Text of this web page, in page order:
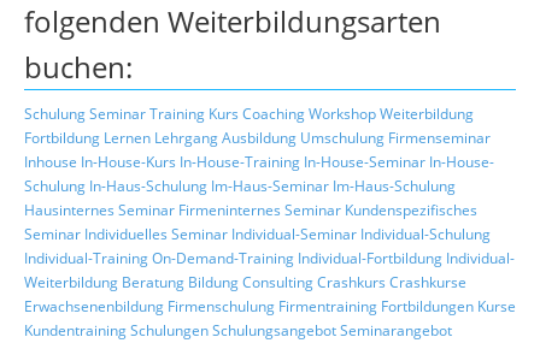
folgenden Weiterbildungsarten
buchen:
SchulungSeminarTraining Kurs CoachingWorkshopWeiterbildung
Fortbildung Lernen LehrgangAusbildung Umschulung Firmenseminar
Inhouse In-House-Kurs In-House-Training In-House-Seminar In-House-
Schulung In-Haus-Schulung Im-Haus-Seminar Im-Haus-Schulung
Hausinternes Seminar Firmeninternes Seminar Kundenspezifisches
Seminar Individuelles Seminar Individual-Seminar Individual-Schulung
Individual-TrainingOn-Demand-Training Individual-Fortbildung Individual-
Weiterbildung Beratung BildungConsultingCrashkurs Crashkurse
Erwachsenenbildung Firmenschulung Firmentraining Fortbildungen Kurse
KundentrainingSchulungenSchulungsangebotSeminarangebot